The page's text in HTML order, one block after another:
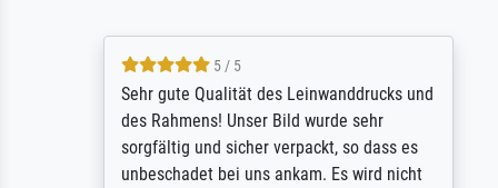
5 / 5
Sehr gute Qualität des Leinwanddrucks und
des Rahmens! Unser Bild wurde sehr
sorgfältig und sicher verpackt, so dass es
unbeschadet bei uns ankam. Es wird nicht